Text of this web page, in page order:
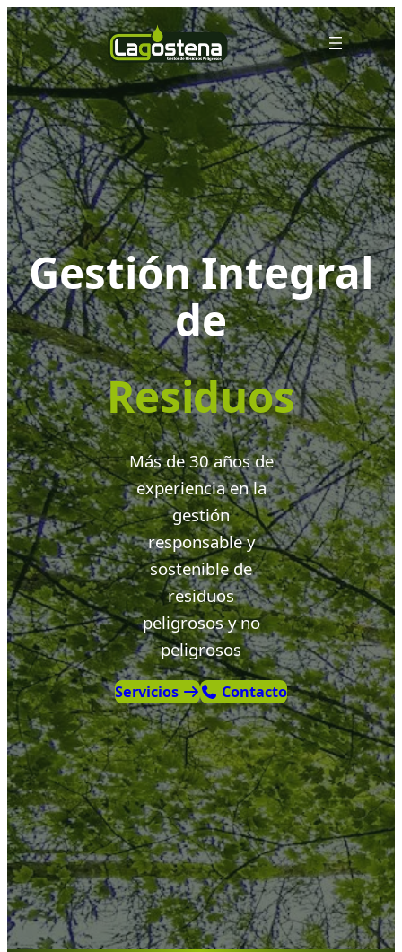
Gestión Integral
de
Residuos
Más de 30 años de
experiencia en la
gestión
responsable y
sostenible de
residuos
peligrosos y no
peligrosos
Servicios Contacto